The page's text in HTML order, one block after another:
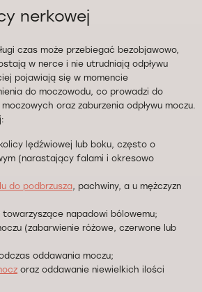
nerkowej
czas może przebiegać bezobjawowo,
w nerce i nie utrudniają odpływu
pojawiają się w momencie
do moczowodu, co prowadzi do
oraz zaburzenia odpływu moczu.
lędźwiowej lub boku, często o
(narastający falami i okresowo
do podbrzusza, pachwiny, a u mężczyzn
napadowi bólowemu;
(zabarwienie różowe, czerwone lub
oddawania moczu;
oraz oddawanie niewielkich ilości